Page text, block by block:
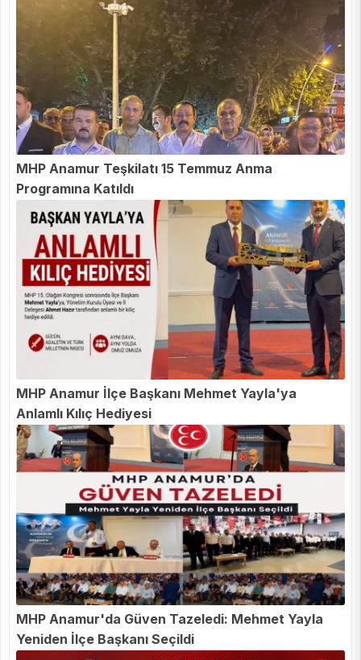
MHP Anamur Teşkilatı 15 Temmuz Anma
Programına Katıldı
MHP Anamur İlçe Başkanı Mehmet Yayla'ya
Anlamlı Kılıç Hediyesi
MHP Anamur'da Güven Tazeledi: Mehmet Yayla
Yeniden İlçe Başkanı Seçildi